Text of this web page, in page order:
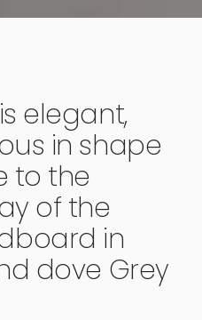
elegant,
in shape
to the
of the
in
dove Grey